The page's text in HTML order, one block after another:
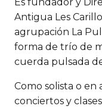
Antigua Les
agrupación La
forma de trío de
cuerda pulsada
Como solista o en
conciertos y